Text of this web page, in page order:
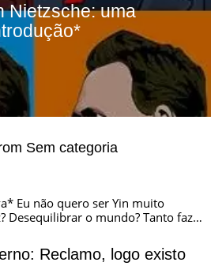
Nietzsche: uma
Sem categoria
Eu não quero ser Yin muito
Desequilibrar o mundo? Tanto faz…
Reclamo, logo existo